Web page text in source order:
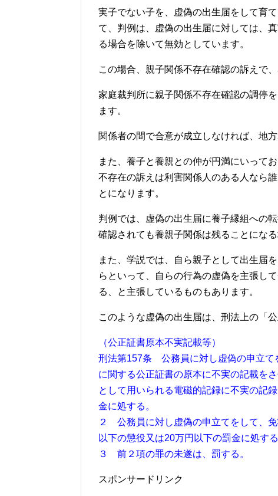
実子でない子を、虚偽の出生届をして育
て、判例は、虚偽の出生届に対しては、
る場合を除いて無効としています。
この場合、親子関係不存在確認の訴えで
家庭裁判所に親子関係不存在確認の調停
ます。
関係者の間で合意が成立しなければ、地
また、養子と養親との仲が円満にいって
不存在の訴えは利害関係人のある人なら
とになります。
判例では、虚偽の出生届に養子縁組への
確認されても養親子関係は残ることになる
また、学説では、自ら親子として出生届
らといって、自らの行為の虚偽を主張し
る、と主張しているものもあります。
このような虚偽の出生届は、刑法上の「
（公正証書原本不実記載等）
刑法第157条 公務員に対し虚偽の申立て
に関する公正証書の原本に不実の記載を
として用いられる電磁的記録に不実の記
金に処する。
２ 公務員に対し虚偽の申立てをして、
以下の懲役又は20万円以下の罰金に処する
３ 前２項の罪の未遂は、罰する。
スポンサードリンク